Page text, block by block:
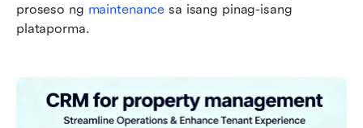
proseso ng maintenance sa isang pinag-isang
plataporma.